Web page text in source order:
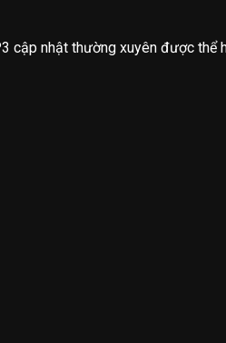
cập nhật thường xuyên được thể